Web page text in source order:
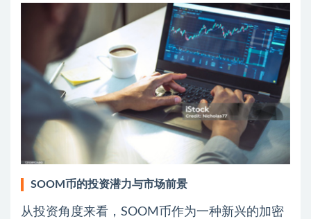
SOOM币的投资潜力与市场前景
从投资角度来看，SOOM币作为一种新兴的加密